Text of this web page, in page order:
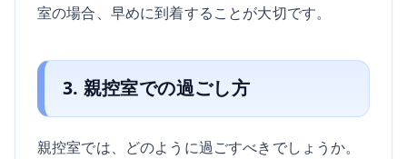
室の場合、早めに到着することが大切です。
3. 親控室での過ごし方
親控室では、どのように過ごすべきでしょうか。